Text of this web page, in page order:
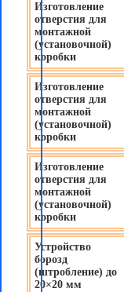
Изготовление
отверстия для
монтажной
(установочной)
коробки
Изготовление
отверстия для
монтажной
(установочной)
коробки
Изготовление
отверстия для
монтажной
(установочной)
коробки
Устройство
борозд
(штробление) до
20×20 мм